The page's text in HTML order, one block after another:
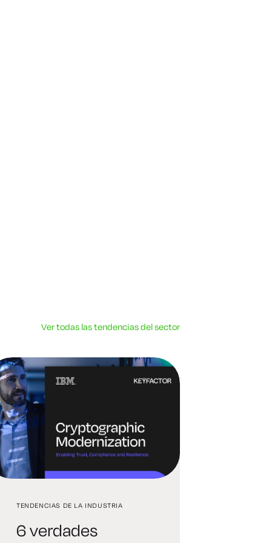
Ver todas las tendencias del sector
TENDENCIAS DE LA INDUSTRIA
6 verdades